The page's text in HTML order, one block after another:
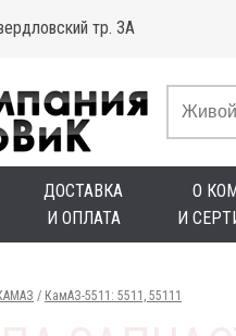
тр. 3А
ДОСТАВКА
И ОПЛАТА
О
И
/ КамАЗ-5511: 5511, 55111